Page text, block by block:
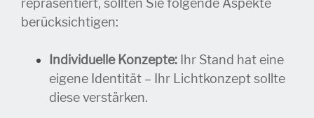
repräsentiert, sollten Sie folgende Aspekte
berücksichtigen:
Individuelle Konzepte: Ihr Stand hat eine
eigene Identität – Ihr Lichtkonzept sollte
diese verstärken.